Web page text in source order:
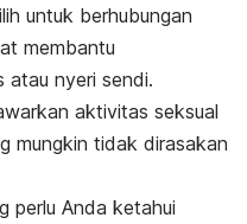
untuk berhubungan
membantu
atau nyeri sendi.
aktivitas seksual
mungkin tidak dirasakan
perlu Anda ketahui